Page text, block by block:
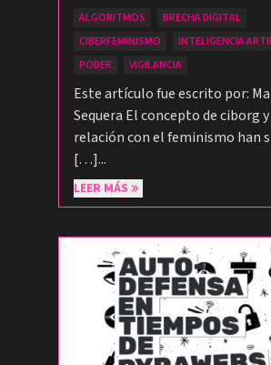
ALGORITMOS
BRECHA DIGITAL
CIBERFEMINISMO
INTELIGENCIA
PODER
VIGILANCIA
Este artículo fue escrito por:
Sequera El concepto de ciborg y
relación con el feminismo han
[…]...
LEER MÁS